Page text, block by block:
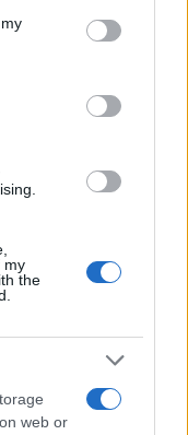
You may click to
third-party tags to
in below Google
my
the
web or
integrando
e confrontare
RAL, bonus e…